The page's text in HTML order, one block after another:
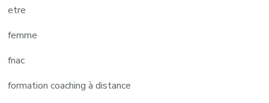
etre
femme
fnac
formation coaching à distance